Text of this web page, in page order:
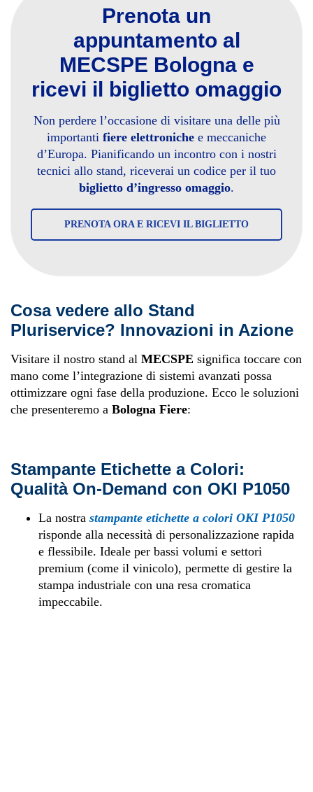
Prenota un
appuntamento al
MECSPE Bologna e
ricevi il biglietto omaggio
Non perdere l’occasione di visitare una delle più
importanti fiere elettroniche e meccaniche
d’Europa. Pianificando un incontro con i nostri
tecnici allo stand, riceverai un codice per il tuo
biglietto d’ingresso omaggio.
PRENOTA ORA E RICEVI IL BIGLIETTO
Cosa vedere allo Stand
Pluriservice? Innovazioni in Azione
Visitare il nostro stand al MECSPE significa toccare con
mano come l’integrazione di sistemi avanzati possa
ottimizzare ogni fase della produzione. Ecco le soluzioni
che presenteremo a Bologna Fiere:
Stampante Etichette a Colori:
Qualità On-Demand con OKI P1050
La nostra stampante etichette a colori OKI P1050
risponde alla necessità di personalizzazione rapida
e flessibile. Ideale per bassi volumi e settori
premium (come il vinicolo), permette di gestire la
stampa industriale con una resa cromatica
impeccabile.